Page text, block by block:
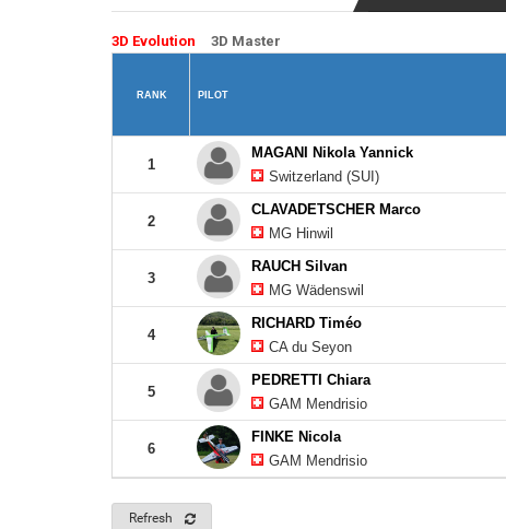
3D Evolution 3D Master
RANK PILOT
1
MAGANI Nikola Yannick
Switzerland (SUI)
2
CLAVADETSCHER Marco
MG Hinwil
3
RAUCH Silvan
MG Wädenswil
4
RICHARD Timéo
CA du Seyon
5
PEDRETTI Chiara
GAM Mendrisio
6
FINKE Nicola
GAM Mendrisio
Refresh